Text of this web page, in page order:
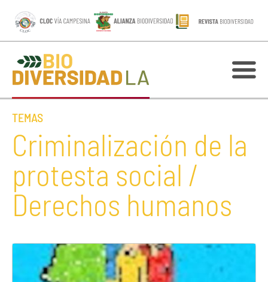
TEMAS
Criminalización de la
protesta social /
Derechos humanos